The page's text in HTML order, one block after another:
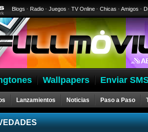
Blogs · Radio · Juegos · TV Online · Chicas · Amigos ·
Wallpapers Enviar
Lanzamientos Noticias Paso a Paso